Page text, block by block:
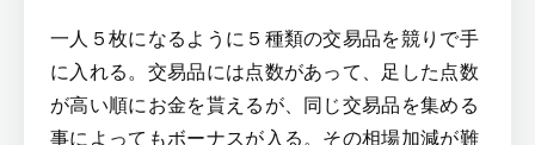
一人５枚になるように５種類の交易品を競りで手
に入れる。交易品には点数があって、足した点数
が高い順にお金を貰えるが、同じ交易品を集める
事によってもボーナスが入る。その相場加減が難